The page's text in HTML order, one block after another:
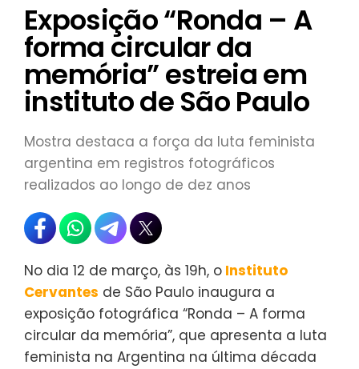
Exposição “Ronda – A
forma circular da
memória” estreia em
instituto de São Paulo
Mostra destaca a força da luta feminista
argentina em registros fotográficos
realizados ao longo de dez anos
No dia 12 de março, às 19h, o Instituto
Cervantes de São Paulo inaugura a
exposição fotográfica “Ronda – A forma
circular da memória”, que apresenta a luta
feminista na Argentina na última década